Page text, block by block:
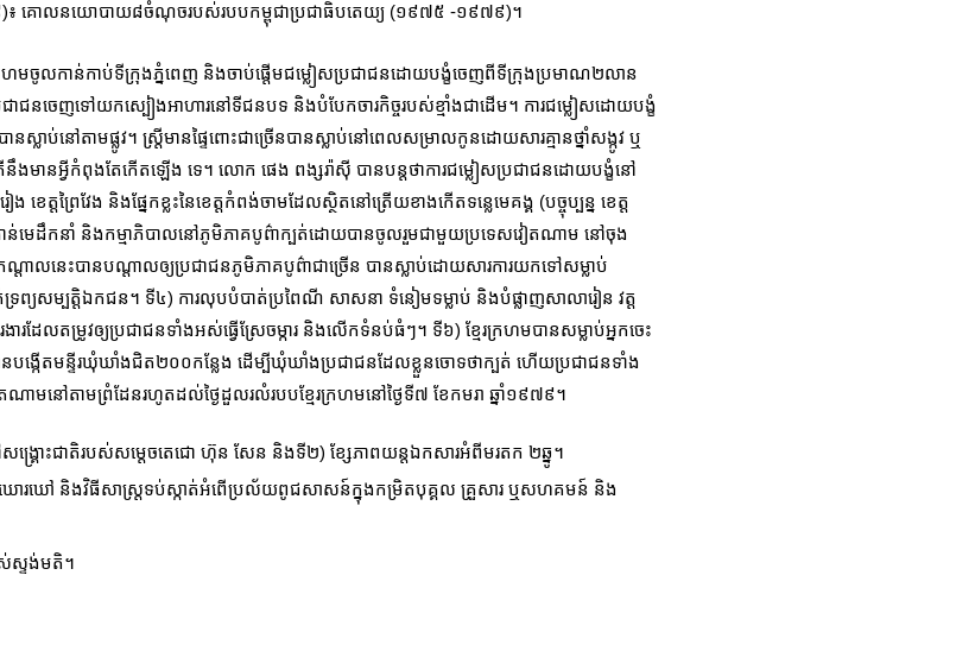
៩)៖ គោលនយោបាយ៨ចំណុចរបស់របបកម្ពុជាប្រជាធិបតេយ្យ​ (១៩៧៥ -១៩៧៩)។
លកាន់កាប់ទីក្រុងភ្នំពេញ និងចាប់ផ្តើមជម្លៀសប្រជាជនដោយបង្ខំចេញពីទីក្រុងប្រមាណ២លាន
ជនចេញទៅយកស្បៀងអាហារនៅទីជនបទ និងបំបែកចារកិច្ចរបស់ខ្មាំងជាដើម។ ការជម្លៀសដោយបង្ខំ
ាប់នៅតាមផ្លូវ។ ស្រ្តីមានផ្ទៃពោះជាច្រើនបានស្លាប់នៅពេលសម្រាលកូនដោយសារគ្មានថ្នាំសង្កូវ ឬ
ងមានអ្វីកំពុងតែកើតឡើង ទេ។ លោក ផេង ពង្សរ៉ាស៊ី បានបន្តថាការជម្លៀសប្រជាជនដោយបង្ខំនៅ
ព្រៃវែង និងផ្នែកខ្លះនៃខេត្តកំពង់ចាមដែលស្ថិតនៅត្រើយខាងកើតទន្លេមេគង្គ (បច្ចុប្បន្ន ខេត្ត
ន់មេដឹកនាំ និងកម្មាភិបាលនៅភូមិភាគបូព៌ាក្បត់ដោយបានចូលរួមជាមួយប្រទេសវៀតណាម នៅចុង
លនេះបានបណ្តាលឲ្យប្រជាជនភូមិភាគបូព៌ាជាច្រើន បានស្លាប់ដោយ​សារការយកទៅសម្លាប់
សម្បត្តិឯកជន។ ទី៤) ការលុបបំបាត់ប្រពៃណី សាសនា ទំនៀមទម្លាប់ និងបំផ្លាញសាលារៀន វត្ត
ដែលតម្រូវឲ្យប្រជាជនទាំងអស់ធ្វើស្រែចម្ការ និងលើកទំនប់ធំៗ។ ទី៦) ខ្មែរក្រហមបានសម្លាប់អ្នកចេះ
ើតមន្ទីរឃុំឃាំងជិត២០០កន្លែង ដើម្បីឃុំឃាំងប្រជាជនដែលខ្លួនចោទថាក្បត់ ហើយប្រជាជនទាំង
ណាមនៅតាមព្រំដែនរហូតដល់ថ្ងៃដួលរលំរបបខ្មែរក្រហមនៅថ្ងៃទី៧ ខែកមរា ឆ្នាំ១៩៧៩។
ង្គ្រោះជាតិរបស់សម្តេចតេជោ ហ៊ុន សែន និងទី២) ខ្សែភាពយន្តឯកសារអំពីមរតក ២ឆ្នូ។
ោរឃៅ និងវិធីសាស្រ្តទប់ស្កាត់អំពើប្រល័យពូជសាសន៍ក្នុងកម្រិតបុគ្គល គ្រួសារ ឬសហគមន៍ និង
ស្ទង់មតិ។